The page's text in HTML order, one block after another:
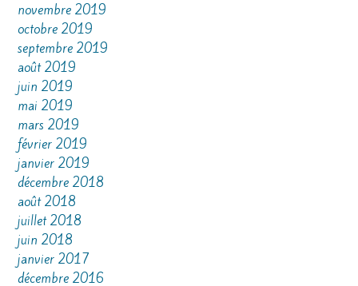
novembre 2019
octobre 2019
septembre 2019
août 2019
juin 2019
mai 2019
mars 2019
février 2019
janvier 2019
décembre 2018
août 2018
juillet 2018
juin 2018
janvier 2017
décembre 2016